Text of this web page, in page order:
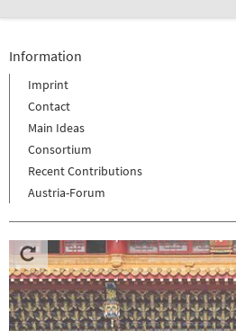
Information
Imprint
Contact
Main Ideas
Consortium
Recent Contributions
Austria-Forum